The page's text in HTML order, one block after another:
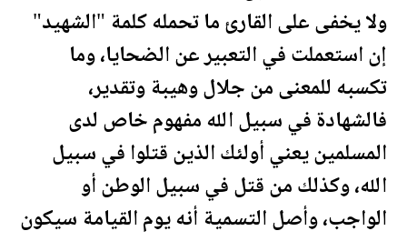
ولا يخفى على القارئ ما تحمله كلمة "الشهيد"
إن استعملت في التعبير عن الضحايا، وما
تكسبه للمعنى من جلال وهيبة وتقدير،
فالشهادة في سبيل الله مفهوم خاص لدى
المسلمين يعني أولئك الذين قتلوا في سبيل
الله، وكذلك من قتل في سبيل الوطن أو
الواجب، وأصل التسمية أنه يوم القيامة سيكون